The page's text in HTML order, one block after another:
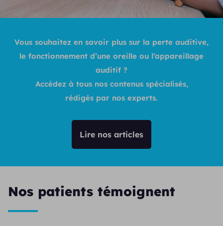
Vous souhaitez en savoir plus sur la perte auditive,
le fonctionnement d’une oreille ou l’appareillage
auditif ?
Accédez à tous nos contenus spécialisés,
rédigés par nos experts.
Lire nos articles
Nos patients témoignent